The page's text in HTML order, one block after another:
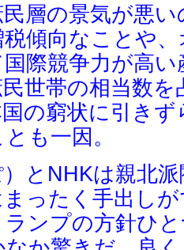
層の景気が悪
傾向なことや
際競争力が高
世帯の相当数
の窮状に引き
も一因。
とNHKは親北
ったく手出し
ンプの方針ひ